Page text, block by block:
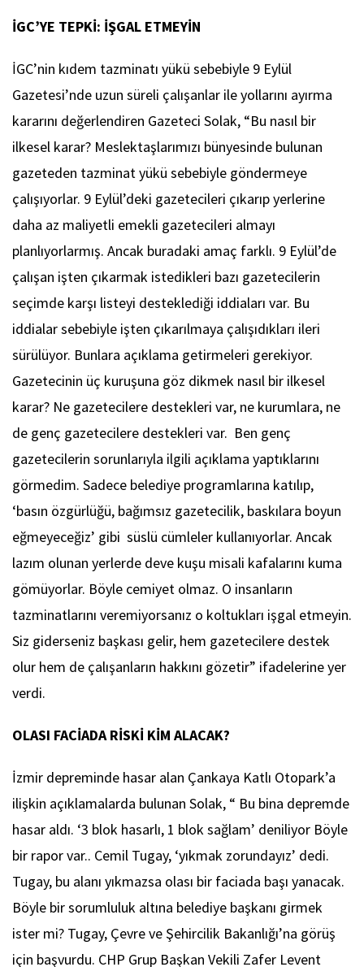
İGC’YE TEPKİ: İŞGAL ETMEYİN
İGC’nin kıdem tazminatı yükü sebebiyle 9 Eylül
Gazetesi’nde uzun süreli çalışanlar ile yollarını ayırma
kararını değerlendiren Gazeteci Solak, “Bu nasıl bir
ilkesel karar? Meslektaşlarımızı bünyesinde bulunan
gazeteden tazminat yükü sebebiyle göndermeye
çalışıyorlar. 9 Eylül’deki gazetecileri çıkarıp yerlerine
daha az maliyetli emekli gazetecileri almayı
planlıyorlarmış. Ancak buradaki amaç farklı. 9 Eylül’de
çalışan işten çıkarmak istedikleri bazı gazetecilerin
seçimde karşı listeyi desteklediği iddiaları var. Bu
iddialar sebebiyle işten çıkarılmaya çalışıdıkları ileri
sürülüyor. Bunlara açıklama getirmeleri gerekiyor.
Gazetecinin üç kuruşuna göz dikmek nasıl bir ilkesel
karar? Ne gazetecilere destekleri var, ne kurumlara, ne
de genç gazetecilere destekleri var. Ben genç
gazetecilerin sorunlarıyla ilgili açıklama yaptıklarını
görmedim. Sadece belediye programlarına katılıp,
‘basın özgürlüğü, bağımsız gazetecilik, baskılara boyun
eğmeyeceğiz’ gibi süslü cümleler kullanıyorlar. Ancak
lazım olunan yerlerde deve kuşu misali kafalarını kuma
gömüyorlar. Böyle cemiyet olmaz. O insanların
tazminatlarını veremiyorsanız o koltukları işgal etmeyin.
Siz giderseniz başkası gelir, hem gazetecilere destek
olur hem de çalışanların hakkını gözetir” ifadelerine yer
verdi.
OLASI FACİADA RİSKİ KİM ALACAK?
İzmir depreminde hasar alan Çankaya Katlı Otopark’a
ilişkin açıklamalarda bulunan Solak, “ Bu bina depremde
hasar aldı. ‘3 blok hasarlı, 1 blok sağlam’ deniliyor Böyle
bir rapor var.. Cemil Tugay, ‘yıkmak zorundayız’ dedi.
Tugay, bu alanı yıkmazsa olası bir faciada başı yanacak.
Böyle bir sorumluluk altına belediye başkanı girmek
ister mi? Tugay, Çevre ve Şehircilik Bakanlığı’na görüş
için başvurdu. CHP Grup Başkan Vekili Zafer Levent